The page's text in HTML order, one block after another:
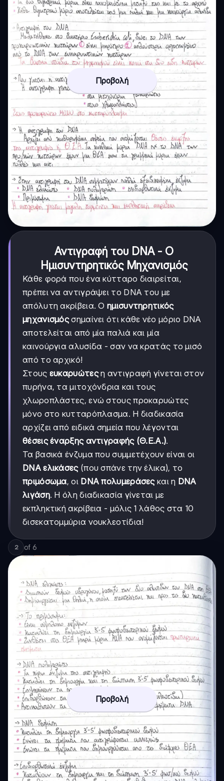
Προβολή
Αντιγραφή του DNA - Ο
Ημισυντηρητικός Μηχανισμός
Κάθε φορά που ένα κύτταρο διαιρείται,
πρέπει να αντιγράψει το DNA του με
απόλυτη ακρίβεια. Οημισυντηρητικός
μηχανισμόςσημαίνει ότι κάθε νέο μόριο DNA
αποτελείται από μία παλιά και μία
καινούργια αλυσίδα - σαν να κρατάς το μισό
από το αρχικό!
Στους ευκαρυώτεςη αντιγραφή γίνεται στον
πυρήνα, τα μιτοχόνδρια και τους
χλωροπλάστες, ενώ στους προκαρυώτες
μόνο στο κυτταρόπλασμα. Η διαδικασία
αρχίζει από ειδικά σημεία που λέγονται
θέσεις έναρξης αντιγραφής (Θ.Ε.Α.).
Τα βασικά ένζυμα που συμμετέχουν είναι οι
DNA ελικάσες(που σπάνε την έλικα), το
πριμόσωμα, οι DNA πολυμεράσεςκαι η DNA
λιγάση. Η όλη διαδικασία γίνεται με
εκπληκτική ακρίβεια - μόλις 1 λάθος στα 10
δισεκατομμύρια νουκλεοτίδια!
2 of 6
Προβολή